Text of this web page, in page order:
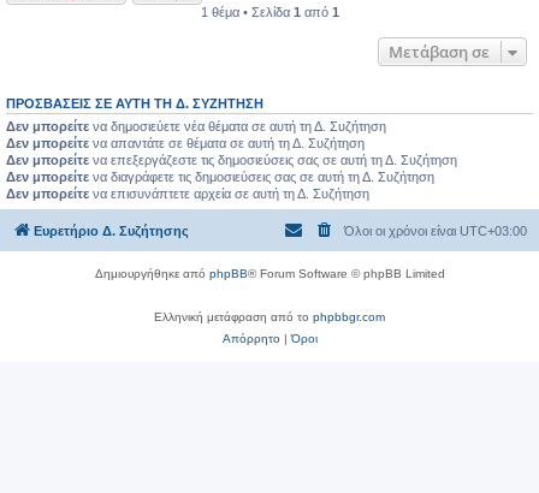
1 θέμα • Σελίδα 1 από 1
Μετάβαση σε
ΠΡΟΣΒΆΣΕΙΣ ΣΕ ΑΥΤΉ ΤΗ Δ. ΣΥΖΉΤΗΣΗ
Δεν μπορείτε να δημοσιεύετε νέα θέματα σε αυτή τη Δ. Συζήτηση
Δεν μπορείτε να απαντάτε σε θέματα σε αυτή τη Δ. Συζήτηση
Δεν μπορείτε να επεξεργάζεστε τις δημοσιεύσεις σας σε αυτή τη Δ. Συζήτηση
Δεν μπορείτε να διαγράφετε τις δημοσιεύσεις σας σε αυτή τη Δ. Συζήτηση
Δεν μπορείτε να επισυνάπτετε αρχεία σε αυτή τη Δ. Συζήτηση
Ευρετήριο Δ. Συζήτησης Όλοι οι χρόνοι είναι UTC+03:00
Δημιουργήθηκε από phpBB® Forum Software © phpBB Limited
Ελληνική μετάφραση από το phpbbgr.com
Απόρρητο|Όροι